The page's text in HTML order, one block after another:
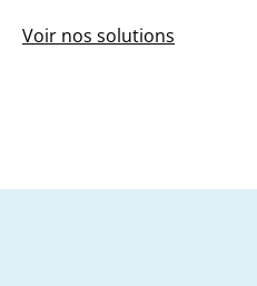
Voir nos solutions